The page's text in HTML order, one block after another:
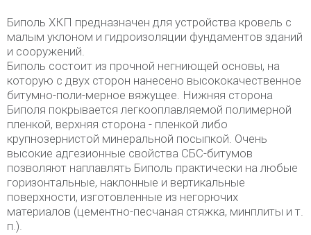
Биполь ХКП предназначен для устройства кровель с
малым уклоном и гидроизоляции фундаментов зданий
и сооружений.
Биполь состоит из прочной негниющей основы, на
которую с двух сторон нанесено высококачественное
битумно-поли-мерное вяжущее. Нижняя сторона
Биполя покрывается легкооплавляемой полимерной
пленкой, верхняя сторона - пленкой либо
крупнозернистой минеральной посыпкой. Очень
высокие адгезионные свойства СБС-битумов
позволяют наплавлять Биполь практически на любые
горизонтальные, наклонные и вертикальные
поверхности, изготовленные из негорючих
материалов (цементно-песчаная стяжка, минплиты и т.
п.).